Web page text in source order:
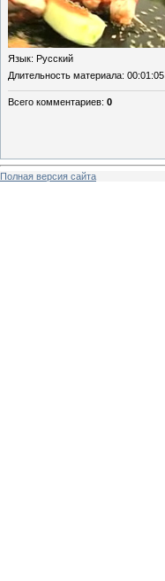
Язык: Русский
Длительность материала: 00:01:05
Всего комментариев: 0
Полная версия сайта